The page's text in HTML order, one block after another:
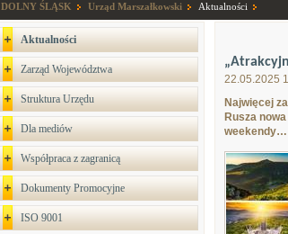
DOLNY ŚLĄSK Urząd Marszałkowski Aktualności
Aktualności
Zarząd Województwa
Struktura Urzędu
Dla mediów
Współpraca z zagranicą
Dokumenty Promocyjne
ISO 9001
22.05.2025
Najwięcej
Rusza
weekendy…